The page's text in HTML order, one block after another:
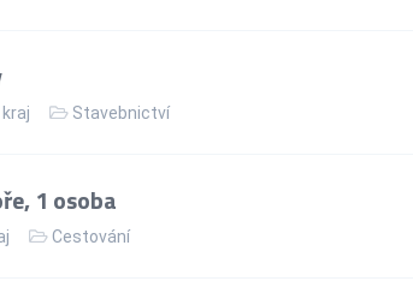
Stavebnictví
1 osoba
Cestování